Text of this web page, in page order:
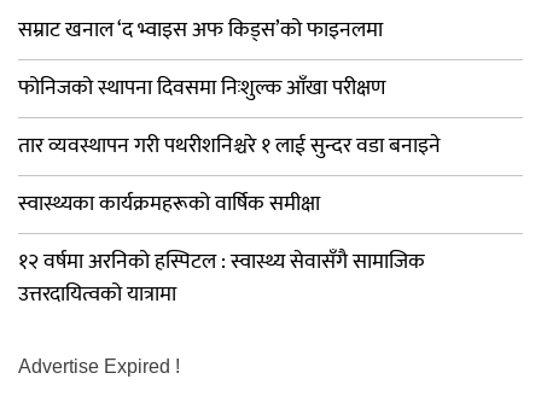
सम्राट खनाल ‘द भ्वाइस अफ किड्स’को फाइनलमा
फोनिजको स्थापना दिवसमा निःशुल्क आँखा परीक्षण
तार व्यवस्थापन गरी पथरीशनिश्चरे १ लाई सुन्दर वडा बनाइने
स्वास्थ्यका कार्यक्रमहरूको वार्षिक समीक्षा
१२ वर्षमा अरनिको हस्पिटल : स्वास्थ्य सेवासँगै सामाजिक
उत्तरदायित्वको यात्रामा
Advertise Expired !